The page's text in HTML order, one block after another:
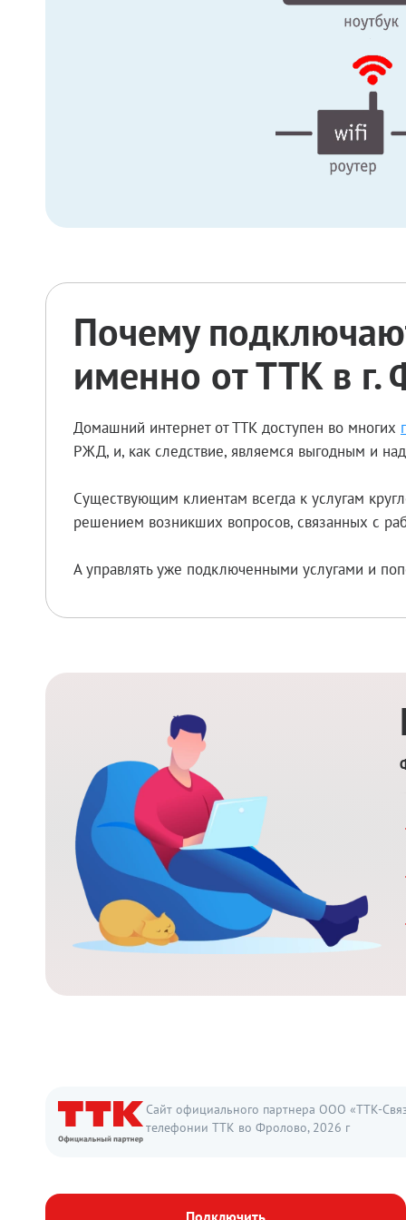
Почему
именно от ТТК в г.
Домашний интернет от ТТК доступен во многих
РЖД, и, как следствие, являемся выгодным и
Существующим клиентам всегда к услугам
решением возникших вопросов, связанных с
А управлять уже подключенными услугами и
Сайт официального партнера ООО «ТТК-
телефонии ТТК во Фролово, 2026 г